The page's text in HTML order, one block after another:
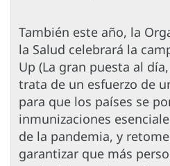
También este año, la
la Salud celebrará la
Up (La gran puesta al
trata de un esfuerzo de
para que los países se
inmunizaciones
de la pandemia, y
garantizar que más